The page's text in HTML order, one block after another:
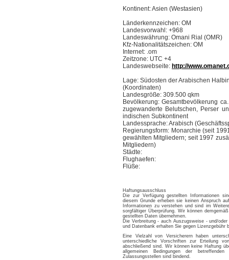
Kontinent: Asien (Westasien)
Länderkennzeichen: OM
Landesvorwahl: +968
Landeswährung: Omani Rial (OMR)
Kfz-Nationalitätszeichen: OM
Internet: .om
Zeitzone: UTC +4
Landeswebseite: http://
Lage: Südosten der Arabischen
(Koordinaten)
Landesgröße: 309.500 qkm
Bevölkerung: Gesamtbevölkerung
zugewanderte Belutschen, Perser
indischen Subkontinent
Landessprache: Arabisch
Regierungsform: Monarchie (seit
gewählten Mitgliedern; seit 1997
Mitgliedern)
Städte:
Flughaefen:
Flüße:
Haftungsausschluss
Die zur Verfügung gestellten Informationen
diesem Grunde erheben sie keinen Anspruch
Informationen zu verstehen und sind im
sorgfältiger Überprüfung. Wir können
gestellten Daten übernehmen.
Die Verbreitung - auch Auszugsweise - und/
und Datenbank erhalten Sie gegen
Eine Vielzahl von Versicherern haben
unterschiedliche Vorschriften zur Erteilung
abschließend sind. Wir können keine Haftung
allgemeinen Bedingungen der
Zulassungsstellen sind bindend.